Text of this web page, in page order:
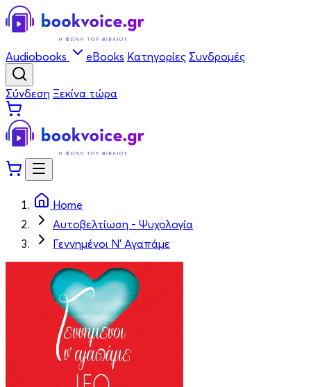
Audiobooks eBooks Κατηγορίες Συνδρομές
Σύνδεση Ξεκίνα τώρα
Home
Αυτοβελτίωση - Ψυχολογία
Γεννημένοι Ν' Αγαπάμε